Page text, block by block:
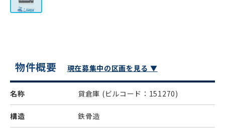
物件概要 現在募集中の区画を見る ▼
名称 貸倉庫 (ビルコード：151270)
構造 鉄骨造